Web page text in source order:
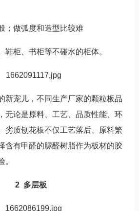
；做弧度和造型比较难
鞋柜、书柜等不碰水的柜体。
新宠儿，不同生产厂家的颗粒板品
无论是原料、工艺、品质性能、环
劣质刨花板不仅工艺落后、原料繁
含有甲醛的脲醛树脂作为板材的胶
。
2 多层板